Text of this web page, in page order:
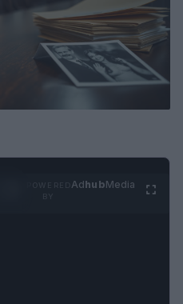
AdhubMedia